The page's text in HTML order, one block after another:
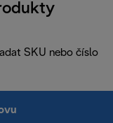
SKU nebo číslo